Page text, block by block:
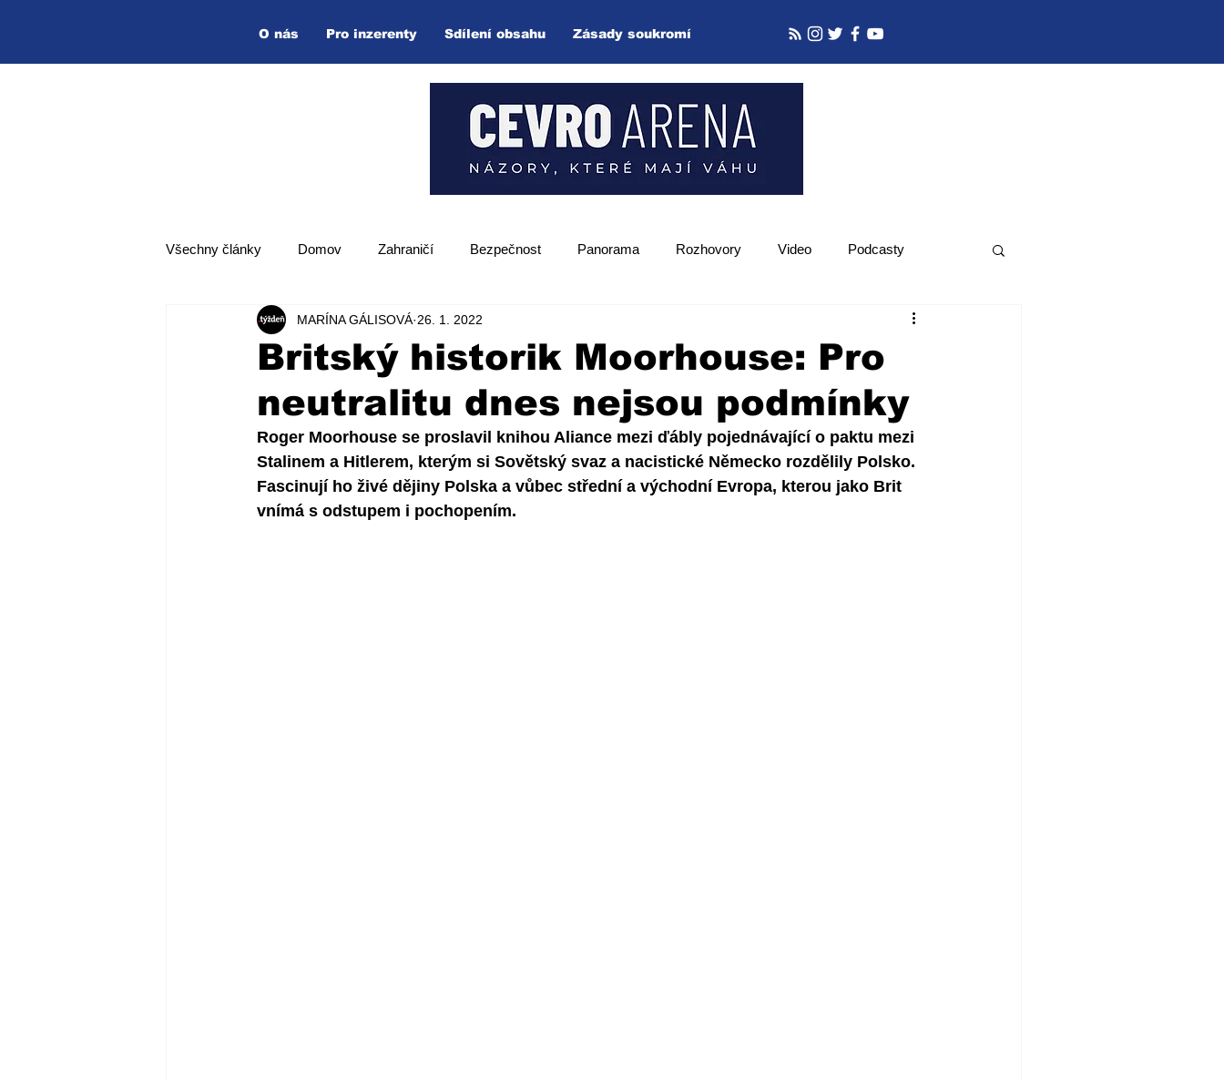
O nás Pro inzerenty Sdílení obsahu Zásady soukromí
Všechny články Domov Zahraničí Bezpečnost Panorama Rozhovory Video Podcasty
Hlavní zpráva Top zpráva Zpětný projektor
Britský historik Moorhouse: Pro
neutralitu dnes nejsou podmínky
MARÍNA GÁLISOVÁ 26. 1. 2022
Roger Moorhouse se proslavil knihou Aliance mezi ďábly pojednávající o paktu mezi
Stalinem a Hitlerem, kterým si Sovětský svaz a nacistické Německo rozdělily Polsko.
Fascinují ho živé dějiny Polska a vůbec střední a východní Evropa, kterou jako Brit
vnímá s odstupem i pochopením.